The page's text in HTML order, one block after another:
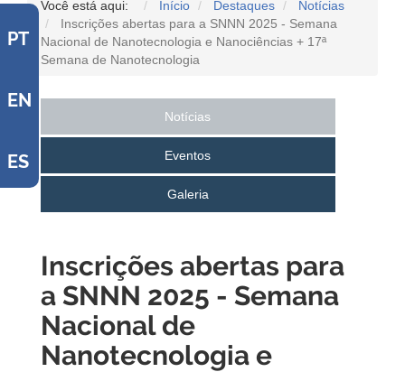
PT
EN
ES
Você está aqui: Início Destaques
Notícias
Inscrições abertas para a SNNN 2025 - Semana
Nacional de Nanotecnologia e Nanociências + 17ª
Semana de Nanotecnologia
Notícias
Eventos
Galeria
Inscrições abertas para
a SNNN 2025 - Semana
Nacional de
Nanotecnologia e